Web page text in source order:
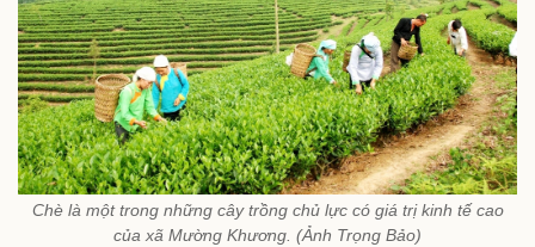
Chè là một trong những cây trồng chủ lực có giá trị kinh tế cao
của xã Mường Khương. (Ảnh Trọng Bảo)